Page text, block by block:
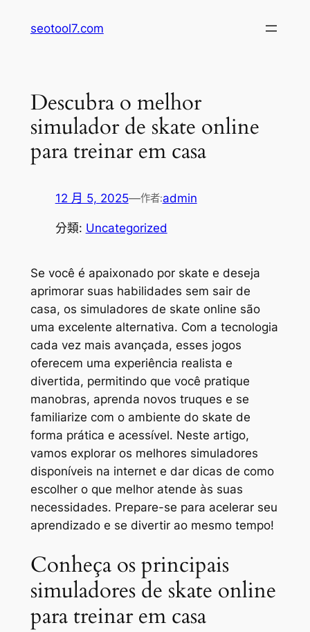
seotool7.com
Descubra o melhor
simulador de skate online
para treinar em casa
12 月 5, 2025—作者:admin
分類: Uncategorized
Se você é apaixonado por skate e deseja
aprimorar suas habilidades sem sair de
casa, os simuladores de skate online são
uma excelente alternativa. Com a tecnologia
cada vez mais avançada, esses jogos
oferecem uma experiência realista e
divertida, permitindo que você pratique
manobras, aprenda novos truques e se
familiarize com o ambiente do skate de
forma prática e acessível. Neste artigo,
vamos explorar os melhores simuladores
disponíveis na internet e dar dicas de como
escolher o que melhor atende às suas
necessidades. Prepare-se para acelerar seu
aprendizado e se divertir ao mesmo tempo!
Conheça os principais
simuladores de skate online
para treinar em casa